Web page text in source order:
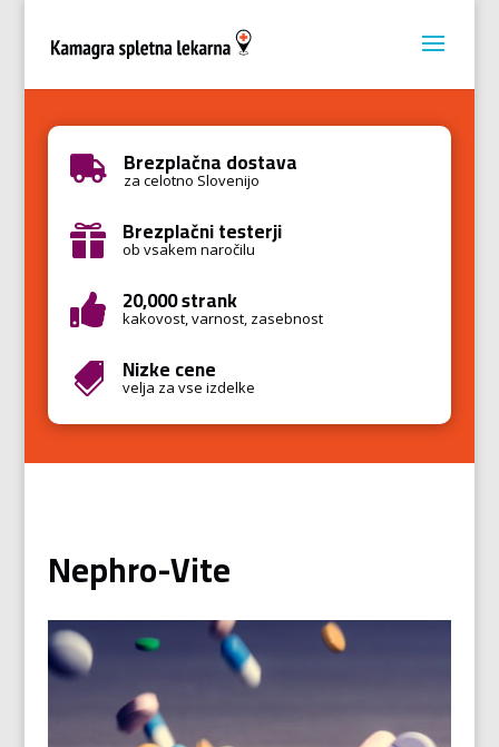
 Brezplačna dostava
za celotno Slovenijo
 Brezplačni testerji
ob vsakem naročilu
 20,000 strank
kakovost, varnost, zasebnost
 Nizke cene
velja za vse izdelke
Nephro-Vite